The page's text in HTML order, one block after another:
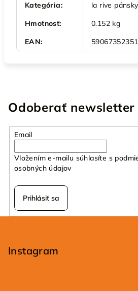
Kategória:
la rive
Hmotnosť:
0.152 kg
EAN:
Odoberať newsletter
Email
Vložením e-mailu súhlasíte s
osobných údajov
Prihlásiť sa
Instagram